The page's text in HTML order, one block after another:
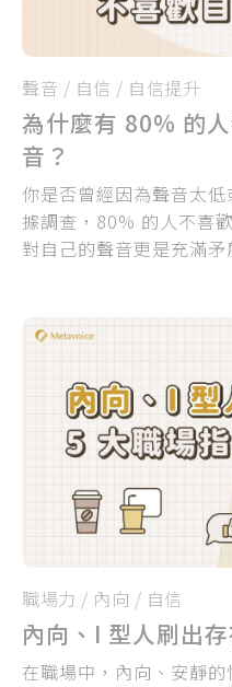
聲音 / 自信 / 自信提升
為什麼有 80% 的
音？
你是否曾經因為聲音太
據調查，80% 的人不喜
對自己的聲音更是充滿
並不是因為你的聲音真的
職場力 / 內向 / 自信
內向、I 型人刷出
在職場中，內向、安靜